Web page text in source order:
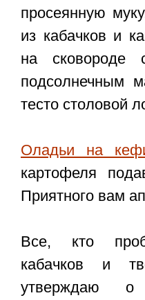
просеянную
из кабачков и
на
подсолнечным
тесто столовой
Оладьи на
картофеля
Приятного вам
Все, кто
кабачков и
утверждаю